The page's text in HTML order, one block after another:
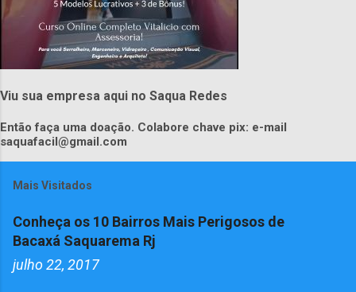
Viu sua empresa aqui no Saqua Redes
Então faça uma doação. Colabore chave pix: e-mail
saquafacil@gmail.com
Mais Visitados
Conheça os 10 Bairros Mais Perigosos de
Bacaxá Saquarema Rj
julho 22, 2017